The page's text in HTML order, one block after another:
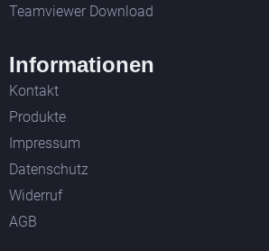
Teamviewer Download
Informationen
Kontakt
Produkte
Impressum
Datenschutz
Widerruf
AGB